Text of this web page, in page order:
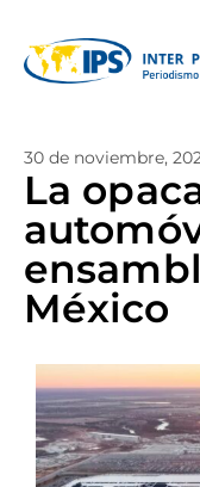
30 de noviembre,
La
México